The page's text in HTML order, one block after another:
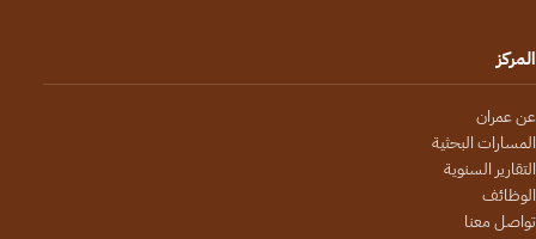
المركز
عن عمران
المسارات البحثية
التقارير السنوية
الوظائف
تواصل معنا